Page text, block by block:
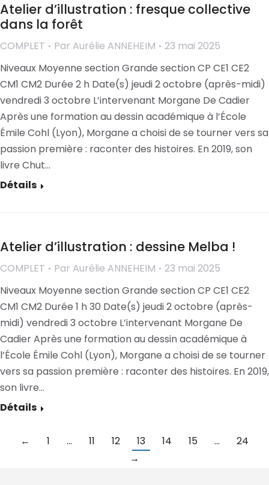
Atelier d’illustration : fresque collective
dans la forêt
COMPLET Par Aurélie ANNEHEIM
23 mai 2025
Niveaux Moyenne section Grande section CP CE1 CE2
CM1 CM2 Durée 2 h Date(s) jeudi 2 octobre (après-midi)
vendredi 3 octobre L’intervenant Morgane De Cadier
Après une formation au dessin académique à l’École
Émile Cohl (Lyon), Morgane a choisi de se tourner vers sa
passion première : raconter des histoires. En 2019, son
livre Chut…
Détails
Atelier d’illustration : dessine Melba !
COMPLET Par Aurélie ANNEHEIM
23 mai 2025
Niveaux Moyenne section Grande section CP CE1 CE2
CM1 CM2 Durée 1 h 30 Date(s) jeudi 2 octobre (après-
midi) vendredi 3 octobre L’intervenant Morgane De
Cadier Après une formation au dessin académique à
l’École Émile Cohl (Lyon), Morgane a choisi de se tourner
vers sa passion première : raconter des histoires. En 2019,
son livre…
Détails
← 1 … 11 12 13 14 15 …
24
→